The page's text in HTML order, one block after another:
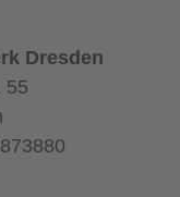
Dresden
55